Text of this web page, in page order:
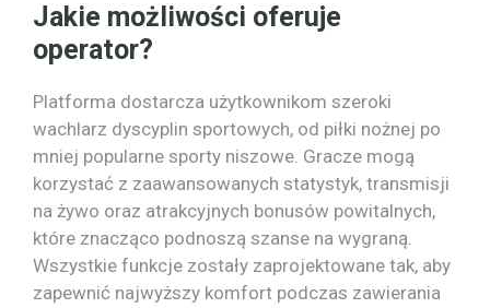
Jakie możliwości oferuje
operator?
Platforma dostarcza użytkownikom szeroki
wachlarz dyscyplin sportowych, od piłki nożnej po
mniej popularne sporty niszowe. Gracze mogą
korzystać z zaawansowanych statystyk, transmisji
na żywo oraz atrakcyjnych bonusów powitalnych,
które znacząco podnoszą szanse na wygraną.
Wszystkie funkcje zostały zaprojektowane tak, aby
zapewnić najwyższy komfort podczas zawierania